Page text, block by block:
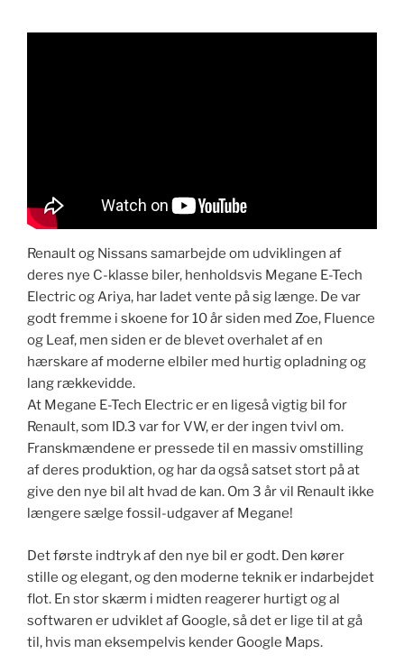
Renault og Nissans samarbejde om udviklingen af
deres nye C-klasse biler, henholdsvis Megane E-Tech
Electric og Ariya, har ladet vente på sig længe. De var
godt fremme i skoene for 10 år siden med Zoe, Fluence
og Leaf, men siden er de blevet overhalet af en
hærskare af moderne elbiler med hurtig opladning og
lang rækkevidde.
At Megane E-Tech Electric er en ligeså vigtig bil for
Renault, som ID.3 var for VW, er der ingen tvivl om.
Franskmændene er pressede til en massiv omstilling
af deres produktion, og har da også satset stort på at
give den nye bil alt hvad de kan. Om 3 år vil Renault ikke
længere sælge fossil-udgaver af Megane!
Det første indtryk af den nye bil er godt. Den kører
stille og elegant, og den moderne teknik er indarbejdet
flot. En stor skærm i midten reagerer hurtigt og al
softwaren er udviklet af Google, så det er lige til at gå
til, hvis man eksempelvis kender Google Maps.